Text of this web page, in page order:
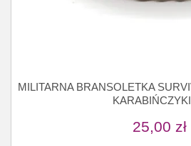
MILITARNA BRANSOLETKA
25,00 zł